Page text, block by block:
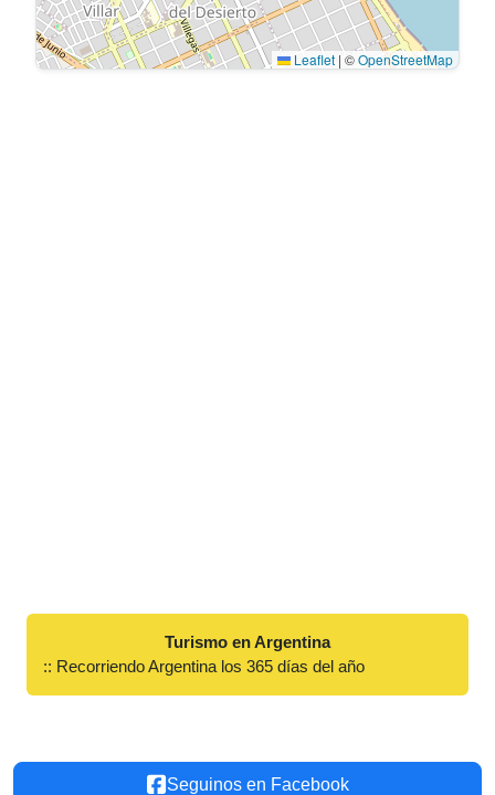
Leaflet | ©OpenStreetMap
Turismo en Argentina
:: Recorriendo Argentina los 365 días del año
Seguinos en Facebook